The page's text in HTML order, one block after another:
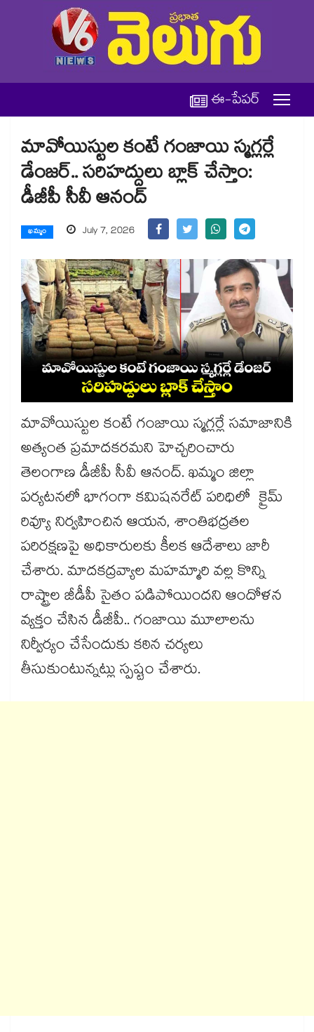
ఈ-పేపర్
మావోయిస్టుల కంటే గంజాయి స్మగ్లర్లే
డేంజర్.. సరిహద్దులు బ్లాక్ చేస్తాం:
డీజీపీ సీవీ ఆనంద్
ఖమ్మం July 7, 2026
మావోయిస్టుల కంటే గంజాయి స్మగ్లర్లే సమాజానికి
అత్యంత ప్రమాదకరమని హెచ్చరించారు
తెలంగాణ డీజీపీ సీవీ ఆనంద్. ఖమ్మం జిల్లా
పర్యటనలో భాగంగా కమిషనరేట్ పరిధిలో క్రైమ్
రివ్యూ నిర్వహించిన ఆయన, శాంతిభద్రతల
పరిరక్షణపై అధికారులకు కీలక ఆదేశాలు జారీ
చేశారు. మాదకద్రవ్యాల మహమ్మారి వల్ల కొన్ని
రాష్ట్రాల జీడీపీ సైతం పడిపోయిందని ఆందోళన
వ్యక్తం చేసిన డీజీపీ.. గంజాయి మూలాలను
నిర్వీర్యం చేసేందుకు కఠిన చర్యలు
తీసుకుంటున్నట్లు స్పష్టం చేశారు.